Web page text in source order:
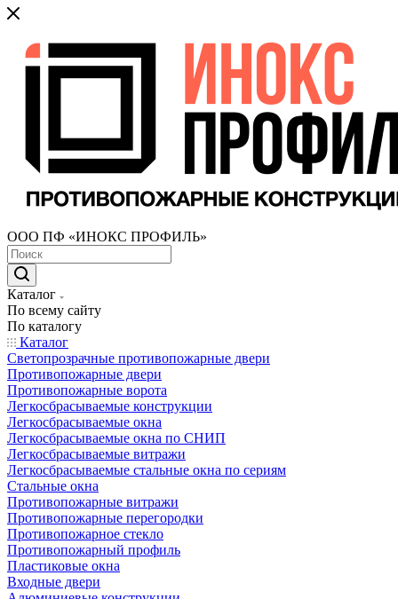
ООО ПФ «ИНОКС ПРОФИЛЬ»
Каталог
По всему сайту
По каталогу
Каталог
Светопрозрачные противопожарные двери
Противопожарные двери
Противопожарные ворота
Легкосбрасываемые конструкции
Легкосбрасываемые окна
Легкосбрасываемые окна по СНИП
Легкосбрасываемые витражи
Легкосбрасываемые стальные окна по сериям
Стальные окна
Противопожарные витражи
Противопожарные перегородки
Противопожарное стекло
Противопожарный профиль
Пластиковые окна
Входные двери